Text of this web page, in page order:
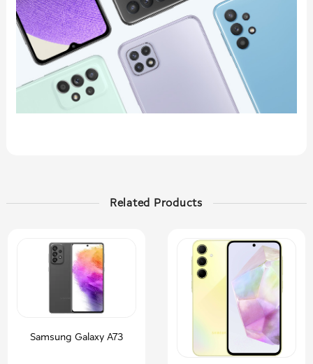
Related Products
Samsung Galaxy A73